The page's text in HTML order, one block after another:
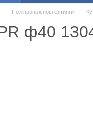
Поліпропіленові фітинги
ф40